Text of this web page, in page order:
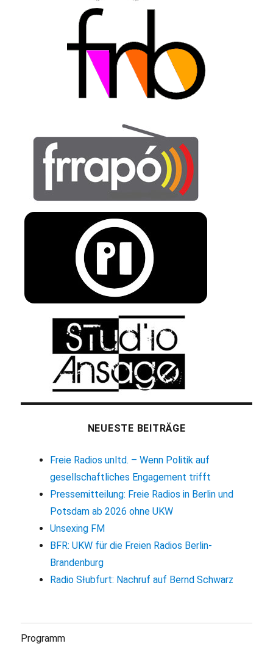
NEUESTE BEITRÄGE
Freie Radios unltd. – Wenn Politik auf
gesellschaftliches Engagement trifft
Pressemitteilung: Freie Radios in Berlin und
Potsdam ab 2026 ohne UKW
Unsexing FM
BFR: UKW für die Freien Radios Berlin-
Brandenburg
Radio Słubfurt: Nachruf auf Bernd Schwarz
Programm